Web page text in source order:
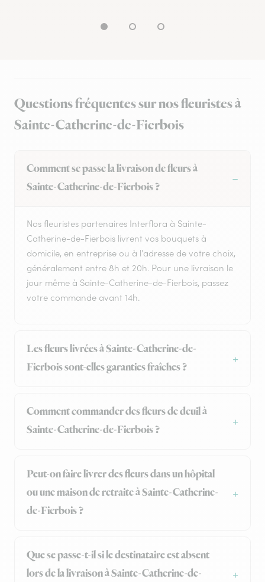
Questions fréquentes sur nos fleuristes à
Sainte-Catherine-de-Fierbois
Comment se passe la livraison de fleurs à
Sainte-Catherine-de-Fierbois ?
Nos fleuristes partenaires Interflora à Sainte-
Catherine-de-Fierbois livrent vos bouquets à
domicile, en entreprise ou à l'adresse de votre choix,
généralement entre 8h et 20h. Pour une livraison le
jour même à Sainte-Catherine-de-Fierbois, passez
votre commande avant 14h.
Les fleurs livrées à Sainte-Catherine-de-
Fierbois sont-elles garanties fraîches ?
Comment commander des fleurs de deuil à
Sainte-Catherine-de-Fierbois ?
Peut-on faire livrer des fleurs dans un hôpital
ou une maison de retraite à Sainte-Catherine-
de-Fierbois ?
Que se passe-t-il si le destinataire est absent
lors de la livraison à Sainte-Catherine-de-